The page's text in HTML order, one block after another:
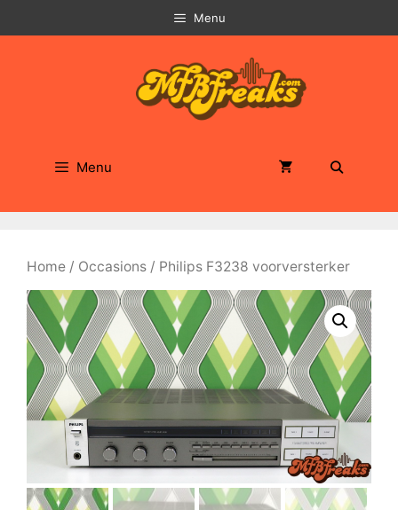
naar
Menu
Menu
Home / Occasions / Philips F3238 voorversterker